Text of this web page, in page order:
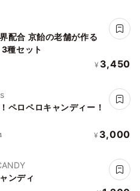
配合 京飴の老舗が作る
種セット
¥ 3,450
ペロペロキャンディー！
¥ 3,000
ンディ